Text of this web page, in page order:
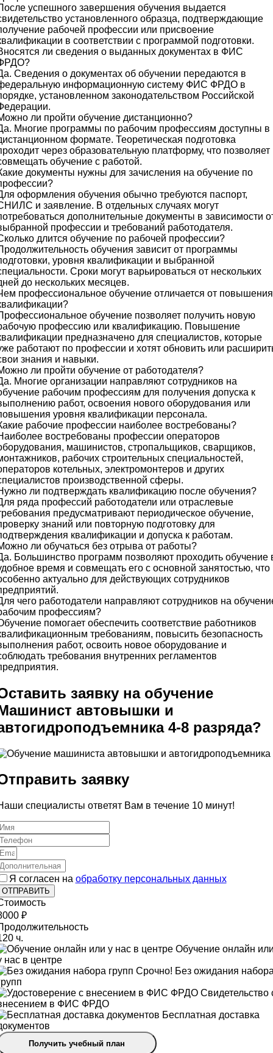
успешного завершения обучения выдается
установленного образца, подтверждающие
рабочей профессии или присвоение
в соответствии с программой подготовки.
ли сведения о выданных документах в ФИС
Сведения о документах об обучении передаются в
информационную систему ФИС ФРДО в
установленном законодательством Российской
ли пройти обучение дистанционно?
Многие программы по рабочим профессиям доступны в
формате. Теоретическая подготовка
через образовательную платформу, что позволяет
обучение с работой.
документы нужны для зачисления на обучение по
оформления обучения обычно требуются паспорт,
и заявление. В отдельных случаях могут
дополнительные документы в зависимости
профессии и требований работодателя.
длится обучение по рабочей профессии?
обучения зависит от программы
уровня квалификации и выбранной
Сроки могут варьироваться от нескольких
до нескольких месяцев.
профессиональное обучение отличается от повышения
обучение позволяет получить новую
профессию или квалификацию. Повышение
предназначено для специалистов, которые
работают по профессии и хотят обновить или
знания и навыки.
ли пройти обучение от работодателя?
Многие организации направляют сотрудников на
рабочим профессиям для получения допуска к
работ, освоения нового оборудования или
уровня квалификации персонала.
рабочие профессии наиболее востребованы?
востребованы профессии операторов
машинистов, стропальщиков, сварщиков,
рабочих строительных специальностей,
котельных, электромонтеров и других
производственной сферы.
ли подтверждать квалификацию после обучения?
ряда профессий работодатели или отраслевые
предусматривают периодическое обучение,
знаний или повторную подготовку для
квалификации и допуска к работам.
ли обучаться без отрыва от работы?
Большинство программ позволяют проходить обучение
время и совмещать его с основной занятостью, что
актуально для действующих сотрудников
чего работодатели направляют сотрудников на
профессиям?
помогает обеспечить соответствие работников
требованиям, повысить безопасность
работ, освоить новое оборудование и
требования внутренних регламентов
заявку на обучение
автовышки и
4-8 разряда?
заявку
специалисты ответят Вам в течение 10 минут!
Я согласен на обработку персональных данных
ОТПРАВИТЬ
₽
ч.
Обучение онлайн
нас в центре
Срочно! Без ожидания
Свидетельство
в ФИС ФРДО
Бесплатная доставка
Получить учебный план